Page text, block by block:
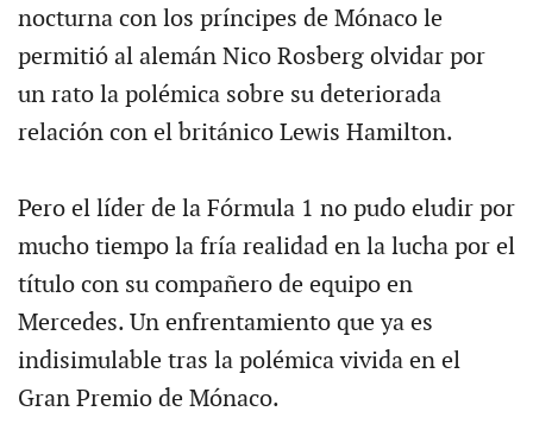
nocturna con los príncipes de Mónaco le
permitió al alemán Nico Rosberg olvidar por
un rato la polémica sobre su deteriorada
relación con el británico Lewis Hamilton.
Pero el líder de la Fórmula 1 no pudo eludir por
mucho tiempo la fría realidad en la lucha por el
título con su compañero de equipo en
Mercedes. Un enfrentamiento que ya es
indisimulable tras la polémica vivida en el
Gran Premio de Mónaco.